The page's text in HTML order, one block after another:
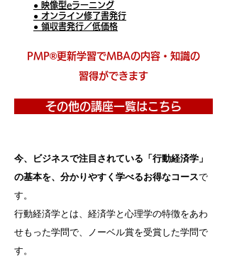
● 映像型eラーニング
● オンライン修了書発行
● 領収書発行／低価格
PMP®更新学習でMBAの内容・知識の
習得ができます
その他の講座一覧はこちら
今、ビジネスで注目されている「行動経済学」
の基本を、分かりやすく学べるお得なコースで
す。
行動経済学とは、経済学と心理学の特徴をあわ
せもった学問で、ノーベル賞を受賞した学問で
す。